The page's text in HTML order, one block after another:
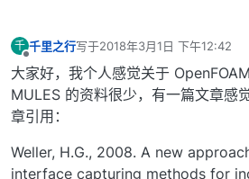
千
离线
千里之行写于2018年3月1日 下午12:42
最后由 编辑
大家好，我个人感觉关于
MULES 的资料很少，有一篇文章感
章引用：
Weller, H.G., 2008. A new
interface capturing methods for